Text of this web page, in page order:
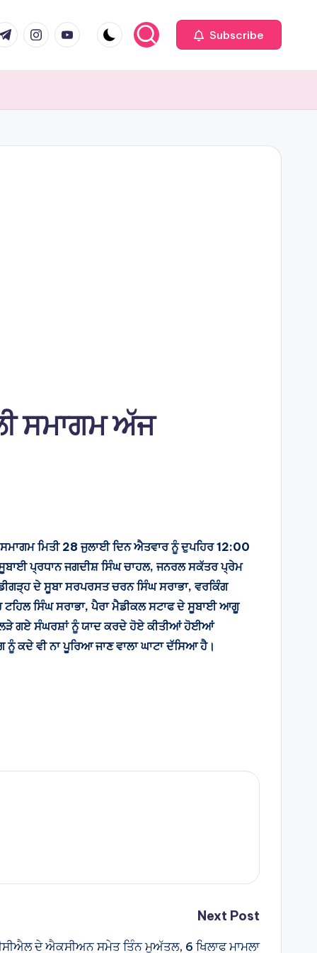
instagram.com
youtube.com Subscribe
ਸਮਾਗਮ ਅੱਜ
ਮਿਤੀ 28 ਜੁਲਾਈ ਦਿਨ ਐਤਵਾਰ ਨੂੰ ਦੁਪਹਿਰ 12:00
ਸੂਬਾਈ ਪ੍ਰਧਾਨ ਜਗਦੀਸ਼ ਸਿੰਘ ਚਾਹਲ, ਜਨਰਲ ਸਕੱਤਰ ਪ੍ਰੇਮ
ਦੇ ਸੂਬਾ ਸਰਪਰਸਤ ਚਰਨ ਸਿੰਘ ਸਰਾਭਾ, ਵਰਕਿੰਗ
ਸਿੰਘ ਸਰਾਭਾ, ਪੈਰਾ ਮੈਡੀਕਲ ਸਟਾਫ ਦੇ ਸੂਬਾਈ ਆਗੂ
ਲੜੇ ਗਏ ਸੰਘਰਸ਼ਾਂ ਨੂੰ ਯਾਦ ਕਰਦੇ ਹੋਏ ਕੀਤੀਆਂ ਹੋਈਆਂ
ਕਦੇ ਵੀ ਨਾ ਪੂਰਿਆ ਜਾਣ ਵਾਲਾ ਘਾਟਾ ਦੱਸਿਆ ਹੈ।
Next Post
ਦੇ ਐਕਸੀਅਨ ਸਮੇਤ ਤਿੰਨ ਮੁਅੱਤਲ, 6 ਖਿਲਾਫ ਮਾਮਲਾ